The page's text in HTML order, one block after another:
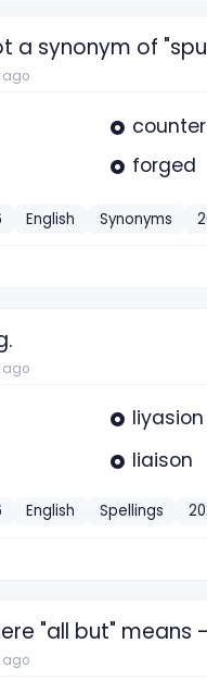
a synonym of
ago
forged
English Synonyms
ago
liyasion
liaison
English Spellings
"all but" means -
ago